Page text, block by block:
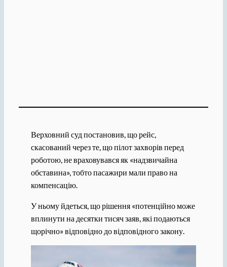
Верховний суд постановив, що рейс,
скасований через те, що пілот захворів перед
роботою, не враховувався як «надзвичайна
обставина», тобто пасажири мали право на
компенсацію.
У ньому йдеться, що рішення «потенційно може
вплинути на десятки тисяч заяв, які подаються
щорічно» відповідно до відповідного закону.